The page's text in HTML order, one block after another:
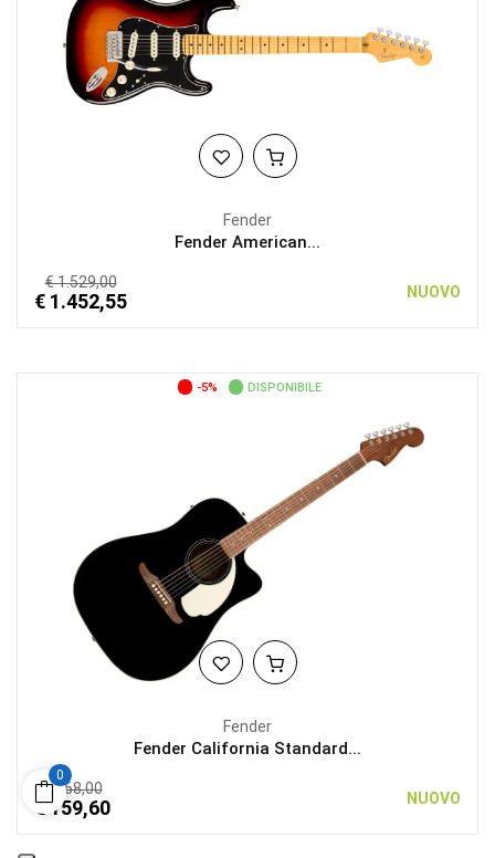
Fender
Fender American...
€ 1.529,00
€ 1.452,55 NUOVO
-5% DISPONIBILE
Fender
Fender California Standard...
€ 168,00
€ 159,60 NUOVO
0